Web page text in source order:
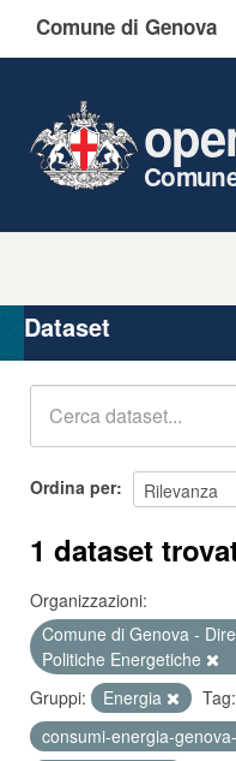
Comune di Genova
Organizzazioni
Gruppi
Dataset
Ordina per
1 dataset
Organizzazioni:
Comune di Genova -
Politiche Energetiche
Gruppi:
Energia
Tag:
consumi-energia-